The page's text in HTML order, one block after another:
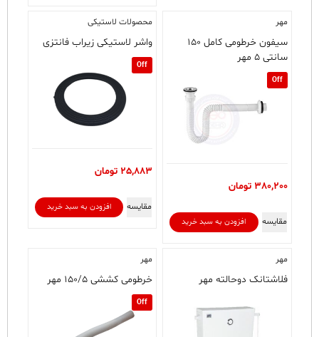
مهر
سیفون خرطومی کامل ۱۵۰
سانتی ۵ مهر
Off
380,200 تومان
افزودن به سبد خرید مقایسه
محصولات لاستیکی
واشر لاستیکی زیراب فانتزی
Off
25,883 تومان
افزودن به سبد خرید مقایسه
مهر
فلاشتانک دوحالته مهر
مهر
خرطومی کششی ۱۵۰/۵ مهر
Off